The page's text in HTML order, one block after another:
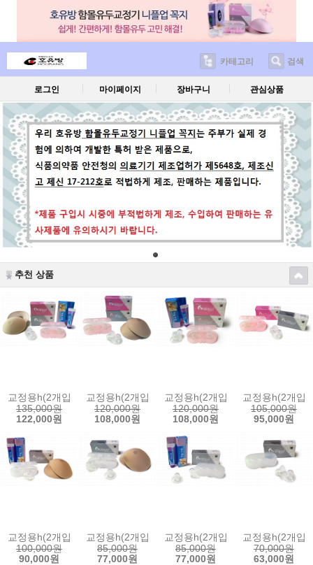
카테고리 검색
로그인 마이페이지 장바구니 관심상품
추천 상품
교정용h(2개입) + 교정용s(2개입) + 유두크림 + 보조패드
135,000원
122,000원
교정용h(2개입) + 교정용s(2개입) + 보조패드
120,000원
108,000원
교정용h(2개입) + 교정용s(2개입)
120,000원
108,000원
교정용h(2개입
105,000원
95,000원
교정용h(2개입) + 유두크림 + 보조패드
100,000원
90,000원
교정용h(2개입) + 보조패드
85,000원
77,000원
교정용h(2개입) + 유두크림
85,000원
77,000원
교정용h(2개입)
70,000원
63,000원